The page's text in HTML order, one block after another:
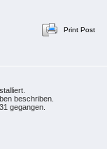
Print Post
beschriben.
gegangen.